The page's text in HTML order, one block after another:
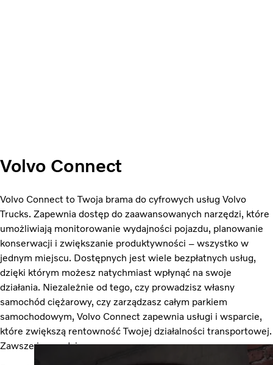
Volvo Connect
Volvo Connect to Twoja brama do cyfrowych usług Volvo
Trucks. Zapewnia dostęp do zaawansowanych narzędzi, które
umożliwiają monitorowanie wydajności pojazdu, planowanie
konserwacji i zwiększanie produktywności – wszystko w
jednym miejscu. Dostępnych jest wiele bezpłatnych usług,
dzięki którym możesz natychmiast wpłynąć na swoje
działania. Niezależnie od tego, czy prowadzisz własny
samochód ciężarowy, czy zarządzasz całym parkiem
samochodowym, Volvo Connect zapewnia usługi i wsparcie,
które zwiększą rentowność Twojej działalności transportowej.
Zawsze i wszędzie.